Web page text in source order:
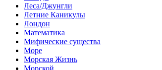
Леса/Джунгли
Летние Каникулы
Лондон
Математика
Мифические существа
Море
Морская Жизнь
Морской